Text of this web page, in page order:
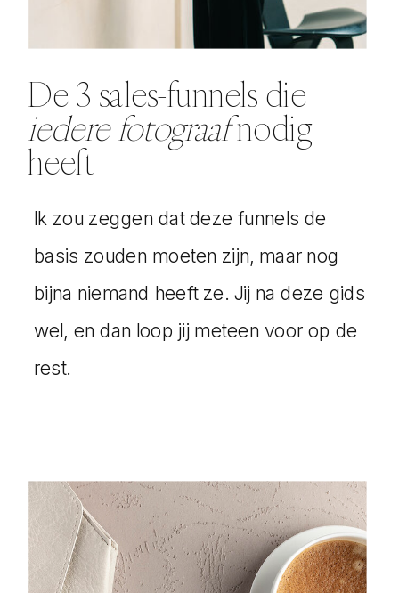
Ik zou zeggen dat deze funnels de
basis zouden moeten zijn, maar nog
bijna niemand heeft ze. Jij na deze gids
wel, en dan loop jij meteen voor op de
rest.
De 3 sales-funnels die
iedere fotograafnodig
heeft